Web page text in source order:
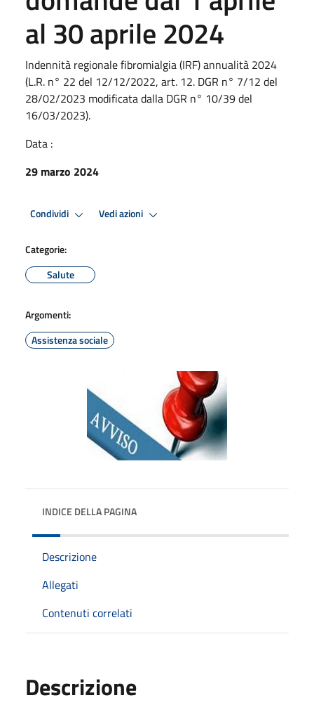
al 30 aprile 2024
Indennità regionale fibromialgia (IRF) annualità 2024
(L.R. n° 22 del 12/12/2022, art. 12. DGR n° 7/12 del
28/02/2023 modificata dalla DGR n° 10/39 del
16/03/2023).
Data :
29 marzo 2024
Condividi Vedi azioni
Categorie:
Salute
Argomenti:
Assistenza sociale
INDICE DELLA PAGINA
Descrizione
Allegati
Contenuti correlati
Descrizione